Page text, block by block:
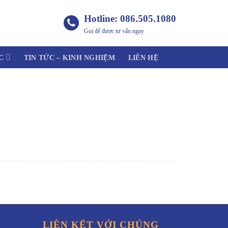
Hotline: 086.505.1080
Gọi để được tư vấn ngay
TIN TỨC – KINH NGHIỆM LIÊN HỆ
LIÊN KẾT VỚI CHÚNG